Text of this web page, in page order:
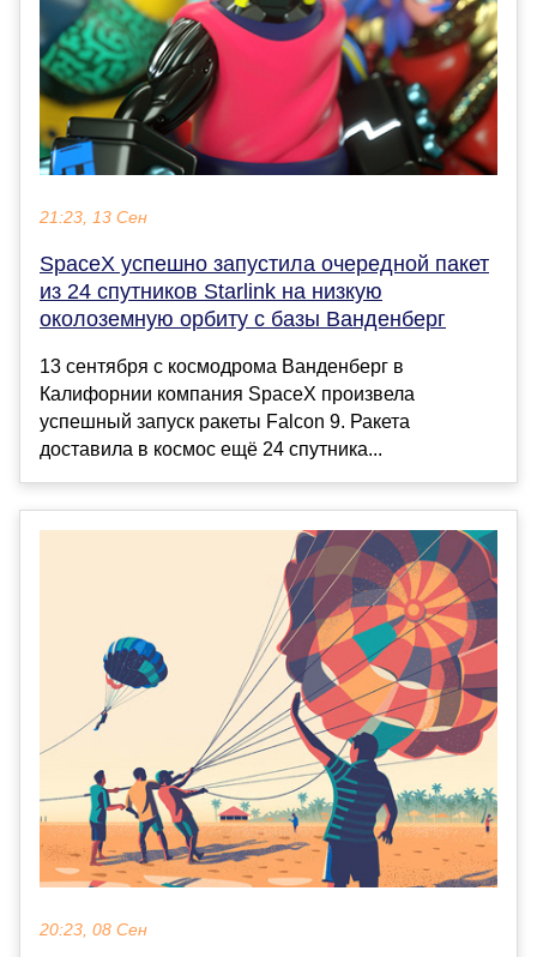
21:23, 13 Сен
SpaceX успешно запустила очередной пакет
из 24 спутников Starlink на низкую
околоземную орбиту с базы Ванденберг
13 сентября с космодрома Ванденберг в
Калифорнии компания SpaceX произвела
успешный запуск ракеты Falcon 9. Ракета
доставила в космос ещё 24 спутника...
20:23, 08 Сен